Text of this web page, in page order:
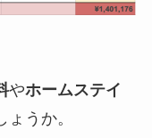
やホームステイ
うか。